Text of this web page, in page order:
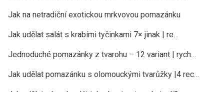
Jak na netradiční exotickou mrkvovou pomazánku
Jak udělat salát s krabími tyčinkami 7× jinak | re…
Jednoduché pomazánky z tvarohu – 12 variant | rych…
Jak udělat pomazánku s olomouckými tvarůžky |4 rec…